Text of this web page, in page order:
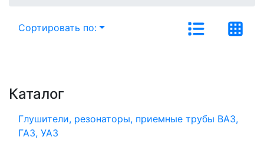
Сортировать по:
Каталог
Глушители, резонаторы, приемные трубы ВАЗ,
ГАЗ, УАЗ